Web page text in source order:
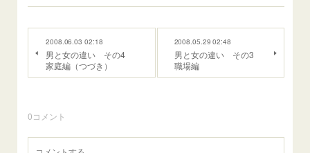
2008.06.03 02:18
男と女の違い その4
家庭編（つづき）
2008.05.29 02:48
男と女の違い その3
職場編
0コメント